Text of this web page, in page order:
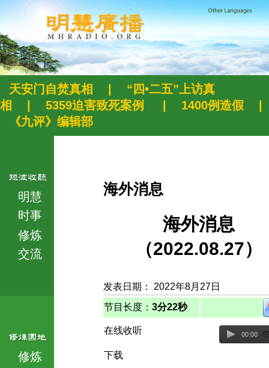
天安门自焚真相
“四•二五”上访真
相
5359迫害致死案例 1400例造假
《九评》编辑部
明慧
时事
修炼
交流
修炼
海外消息
海外消息
（2022.08.27）
发表日期： 2022年8月27日
节目长度： 3分22秒
在线收听 00:00
下载